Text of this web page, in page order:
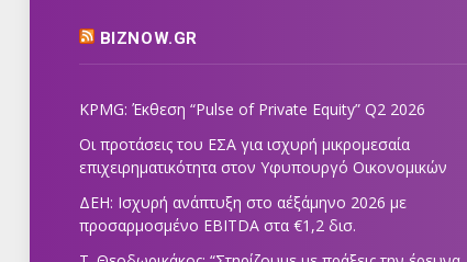
BIZNOW.GR
KPMG: Έκθεση “Pulse of Private Equity” Q2 2026
Οι προτάσεις του ΕΣΑ για ισχυρή μικρομεσαία
επιχειρηματικότητα στον Υφυπουργό Οικονομικών
ΔΕΗ: Ισχυρή ανάπτυξη στο α΄εξάμηνο 2026 με
προσαρμοσμένο EBITDA στα €1,2 δισ.